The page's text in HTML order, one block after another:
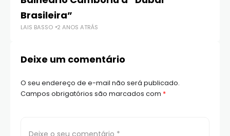
Brasileira”
LAIS BASSO 2 ANOS ATRÁS
Deixe um comentário
O seu endereço de e-mail não será publicado.
Campos obrigatórios são marcados com *